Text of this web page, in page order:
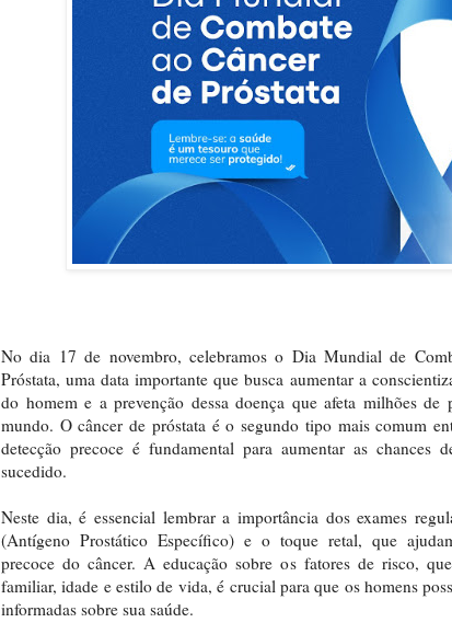
No dia 17 de novembro, celebramos o Dia Mundial de
Próstata, uma data importante que busca aumentar a
do homem e a prevenção dessa doença que afeta milhões de
mundo. O câncer de próstata é o segundo tipo mais comum
detecção precoce é fundamental para aumentar as chances
sucedido.
Neste dia, é essencial lembrar a importância dos exames
(Antígeno Prostático Específico) e o toque retal, que
precoce do câncer. A educação sobre os fatores de risco,
familiar, idade e estilo de vida, é crucial para que os homens
informadas sobre sua saúde.